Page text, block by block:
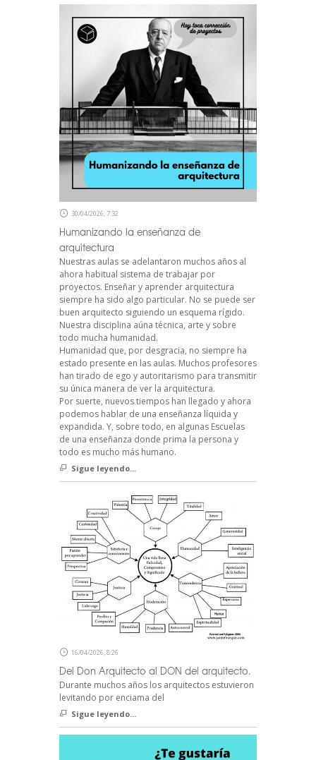
30/04/2026, 7:32
Humanizando la enseñanza de
arquitectura
Nuestras aulas se adelantaron muchos años al
ahora habitual sistema de trabajar por
proyectos. Enseñar y aprender arquitectura
siempre ha sido algo particular. No se puede ser
buen arquitecto siguiendo un esquema rígido.
Nuestra disciplina aúna técnica, arte y sobre
todo mucha humanidad.
Humanidad que, por desgracia, no siempre ha
estado presente en las aulas. Muchos profesores
han tirado de ego y autoritarismo para transmitir
su única manera de ver la arquitectura.
Por suerte, nuevos tiempos han llegado y ahora
podemos hablar de una enseñanza líquida y
expandida. Y, sobre todo, en algunas Escuelas
de una enseñanza donde prima la persona y
todo es mucho más humano.
Sigue leyendo...
16/04/2026, 8:26
Del Don Arquitecto al DON del arquitecto.
Durante muchos años los arquitectos estuvieron
levitando por enciama del
Sigue leyendo...